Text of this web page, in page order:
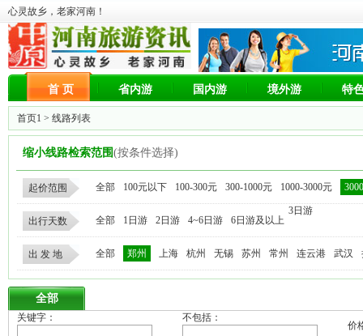
心灵故乡，老家河南！
首 页 省内游 国内游 境外游 特
首页1 > 线路列表
缩小线路检索范围(按条件选择)
起价范围 全部 100元以下 100-300元 300-1000元 1000-3000元
出行天数 全部 1日游 2日游
3日游
4~6日游
6日游及以上
出 发 地 全部 郑州 上海 杭州 无锡 苏州 常州 连云港 武汉
全部
关键字： 不包括：
价